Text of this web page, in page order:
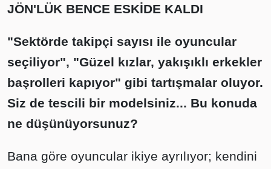
JÖN'LÜK BENCE ESKİDE KALDI
"Sektörde takipçi sayısı ile oyuncular
seçiliyor", "Güzel kızlar, yakışıklı erkekler
başrolleri kapıyor" gibi tartışmalar oluyor.
Siz de tescili bir modelsiniz... Bu konuda
ne düşünüyorsunuz?
Bana göre oyuncular ikiye ayrılıyor; kendini